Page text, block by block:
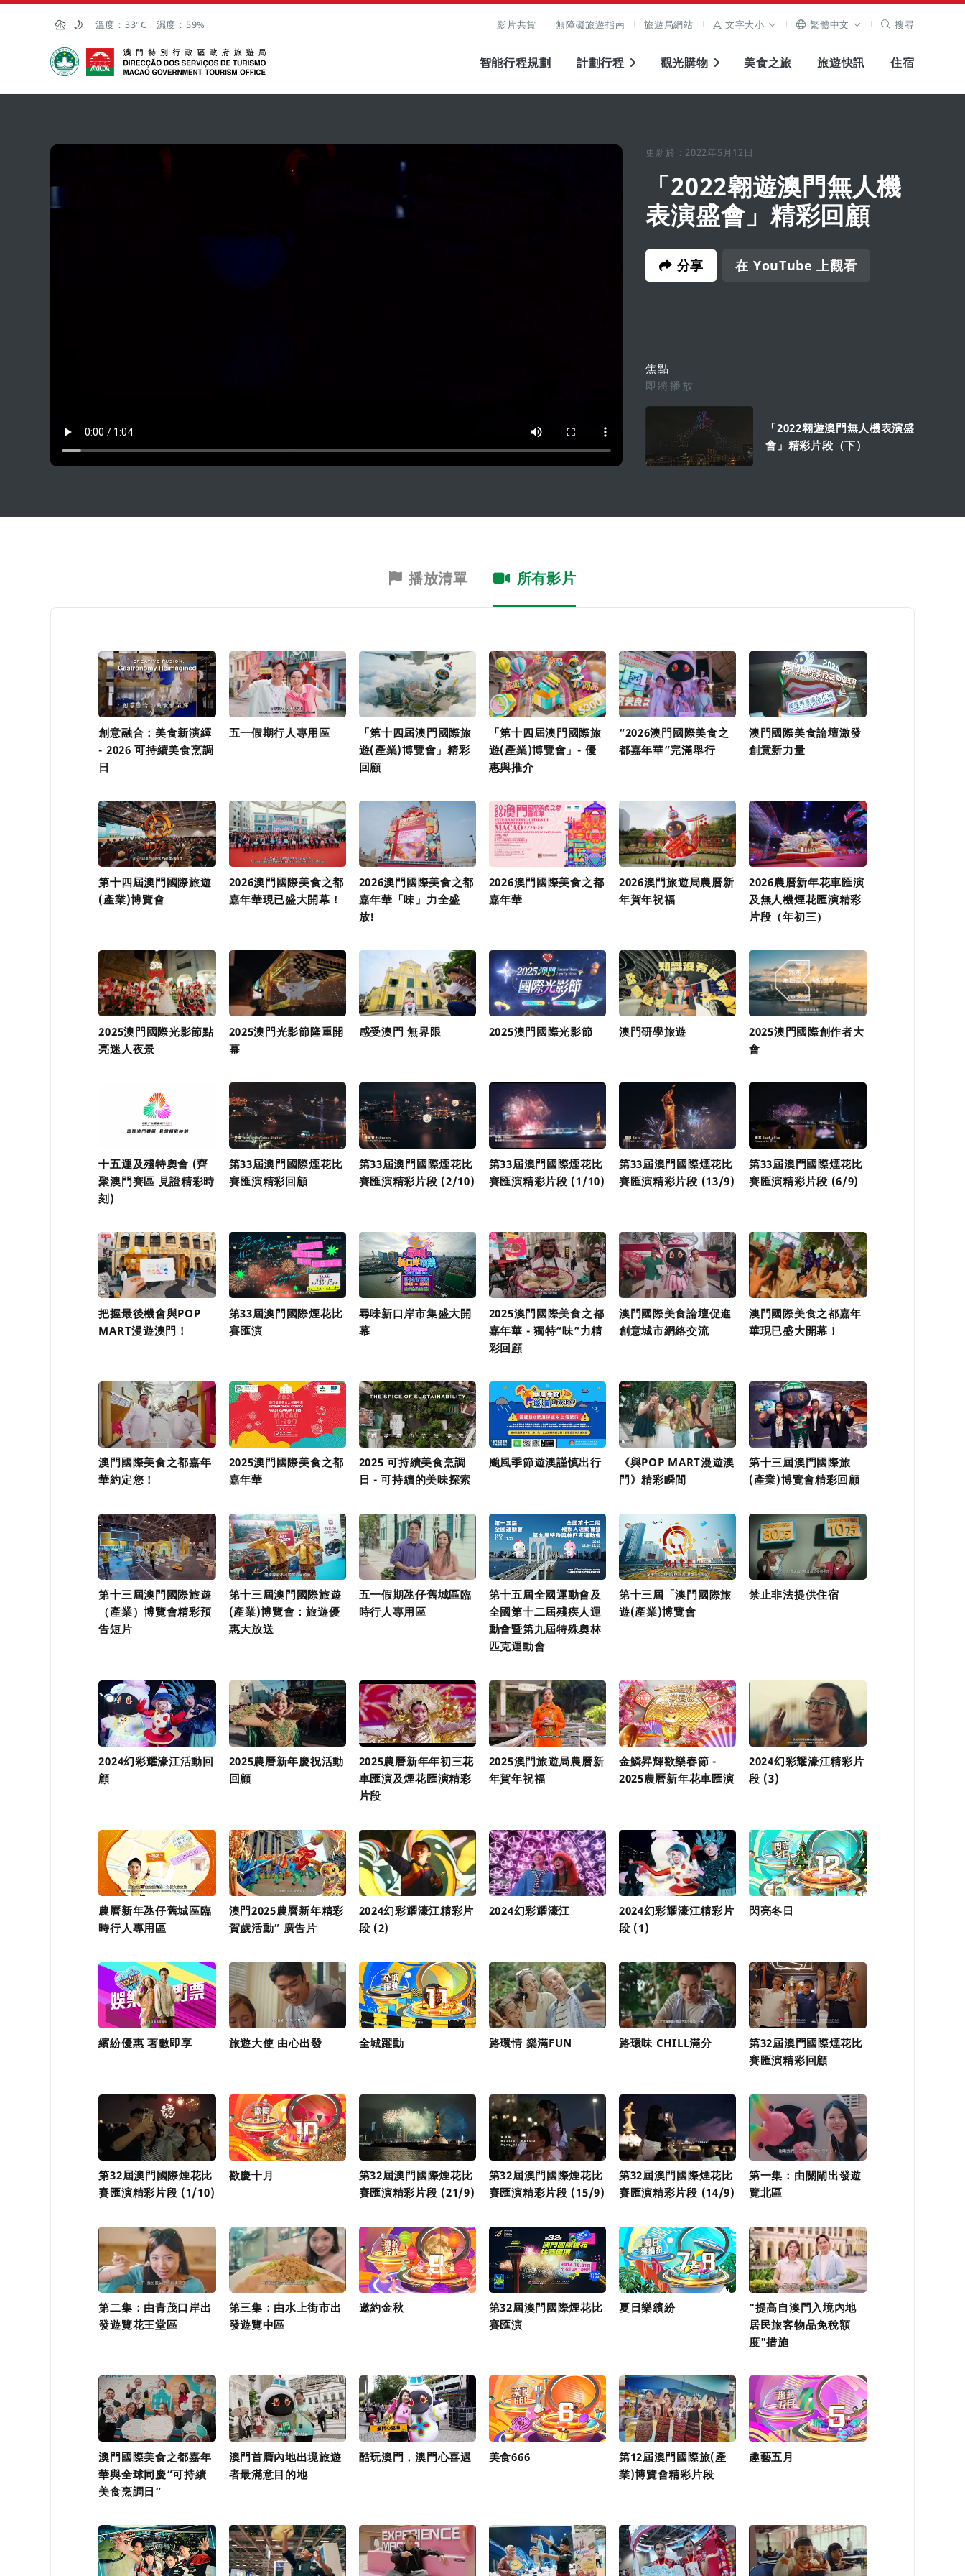
跳至主内容
溫度： 33°C 濕度： 59% 影片共賞 無障礙旅遊指南 旅遊局網站 文字大小 繁體中文 搜尋
澳門特別行政區政府旅遊局
智能行程規劃 計劃行程 觀光購物 美食之旅 旅遊快訊 住宿
更新於：2022年5月12日
「2022翱遊澳門無人機
表演盛會」精彩回顧
分享 在 YouTube 上觀看
焦點
即將播放
「2022翱遊澳門無人機表演盛
會」精彩片段（下）
播放清單 所有影片
創意融合：美食新演繹
- 2026 可持續美食烹調
日
五一假期行人專用區
「第十四屆澳門國際旅
遊(產業)博覽會」精彩
回顧
「第十四屆澳門國際旅
遊(產業)博覽會」- 優
惠與推介
“2026澳門國際美食之
都嘉年華”完滿舉行
澳門國際美食論壇激發
創意新力量
第十四屆澳門國際旅遊
(產業)博覽會
2026澳門國際美食之都
嘉年華現已盛大開幕！
2026澳門國際美食之都
嘉年華「味」力全盛
放!
2026澳門國際美食之都
嘉年華
2026澳門旅遊局農曆新
年賀年祝福
2026農曆新年花車匯演
及無人機煙花匯演精彩
片段（年初三）
2025澳門國際光影節點
亮迷人夜景
2025澳門光影節隆重開
幕
感受澳門 無界限 2025澳門國際光影節 澳門研學旅遊
2025澳門國際創作者大
會
十五運及殘特奧會 (齊
聚澳門賽區 見證精彩時
刻)
第33屆澳門國際煙花比
賽匯演精彩回顧
第33屆澳門國際煙花比
賽匯演精彩片段 (2/10)
第33屆澳門國際煙花比
賽匯演精彩片段 (1/10)
第33屆澳門國際煙花比
賽匯演精彩片段 (13/9)
第33屆澳門國際煙花比
賽匯演精彩片段 (6/9)
把握最後機會與POP
MART漫遊澳門！
第33屆澳門國際煙花比
賽匯演
尋味新口岸市集盛大開
幕
2025澳門國際美食之都
嘉年華 - 獨特“味”力精
彩回顧
澳門國際美食論壇促進
創意城市網絡交流
澳門國際美食之都嘉年
華現已盛大開幕！
澳門國際美食之都嘉年
華約定您！
2025澳門國際美食之都
嘉年華
2025 可持續美食烹調
日 - 可持續的美味探索
颱風季節遊澳謹慎出行
《與POP MART漫遊澳
門》精彩瞬間
第十三屆澳門國際旅
(產業)博覽會精彩回顧
第十三屆澳門國際旅遊
（產業）博覽會精彩預
告短片
第十三屆澳門國際旅遊
(產業)博覽會：旅遊優
惠大放送
五一假期氹仔舊城區臨
時行人專用區
第十五屆全國運動會及
全國第十二屆殘疾人運
動會暨第九屆特殊奧林
匹克運動會
第十三屆「澳門國際旅
遊(產業)博覽會
禁止非法提供住宿
2024幻彩耀濠江活動回
顧
2025農曆新年慶祝活動
回顧
2025農曆新年年初三花
車匯演及煙花匯演精彩
片段
2025澳門旅遊局農曆新
年賀年祝福
金鱗昇輝歡樂春節 -
2025農曆新年花車匯演
2024幻彩耀濠江精彩片
段 (3)
農曆新年氹仔舊城區臨
時行人專用區
澳門2025農曆新年精彩
賀歲活動” 廣告片
2024幻彩耀濠江精彩片
段 (2)
2024幻彩耀濠江
2024幻彩耀濠江精彩片
段 (1)
閃亮冬日
繽紛優惠 著數即享 旅遊大使 由心出發 全城躍動 路環情 樂滿FUN 路環味 CHILL滿分
第32屆澳門國際煙花比
賽匯演精彩回顧
第32屆澳門國際煙花比
賽匯演精彩片段 (1/10)
歡慶十月
第32屆澳門國際煙花比
賽匯演精彩片段 (21/9)
第32屆澳門國際煙花比
賽匯演精彩片段 (15/9)
第32屆澳門國際煙花比
賽匯演精彩片段 (14/9)
第一集：由關閘出發遊
覽北區
第二集：由青茂口岸出
發遊覽花王堂區
第三集：由水上街市出
發遊覽中區
邀約金秋
第32屆澳門國際煙花比
賽匯演
夏日樂繽紛
"提高自澳門入境內地
居民旅客物品免稅額
度"措施
澳門國際美食之都嘉年
華與全球同慶“可持續
美食烹調日”
澳門首膺內地出境旅遊
者最滿意目的地
酷玩澳門，澳門心喜遇 美食666
第12屆澳門國際旅(產
業)博覽會精彩片段
趣藝五月